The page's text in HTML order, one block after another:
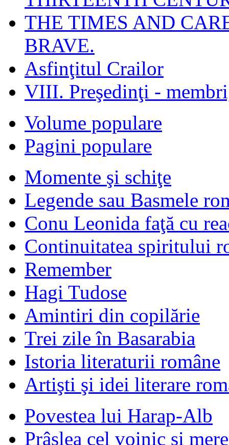
THE TIMES AND
BRAVE.
Asfinţitul Crailor
VIII. Preşedinţi -
Volume populare
Pagini populare
Momente şi schiţe
Legende sau Basmele
Conu Leonida faţă cu
Continuitatea spiritului
Remember
Hagi Tudose
Amintiri din copilărie
Trei zile în Basarabia
Istoria literaturii române
Artişti şi idei literare
Povestea lui Harap-Alb
Prâslea cel voinic şi